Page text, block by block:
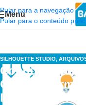
Pular para a navegação
Pular para o conteúdo
Menu
SILHOUETTE STUDIO,
Conquistando
Guia de
Iniciantes